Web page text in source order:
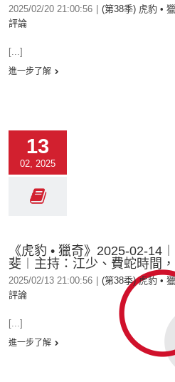
2025/02/20 21:00:56 (第38季) 虎豹 •
評論
[...]
進一步了解
13
02, 2025
《虎豹 • 獵奇》2025-02-
斐︱主持：江少、費蛇時間
2025/02/13 21:00:56 (第38季) 虎豹 •
評論
[...]
進一步了解